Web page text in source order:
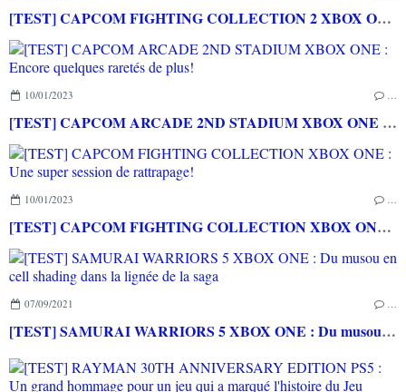
[TEST] CAPCOM FIGHTING COLLECTION 2 XBOX ONE : une compilation surtout pour les fans de baston!
10/01/2023 …
[TEST] CAPCOM ARCADE 2ND STADIUM XBOX ONE : Encore quelques raretés de plus!
10/01/2023 …
[TEST] CAPCOM FIGHTING COLLECTION XBOX ONE : Une super session de rattrapage!
07/09/2021 …
[TEST] SAMURAI WARRIORS 5 XBOX ONE : Du musou en cell shading dans la lignée de la saga